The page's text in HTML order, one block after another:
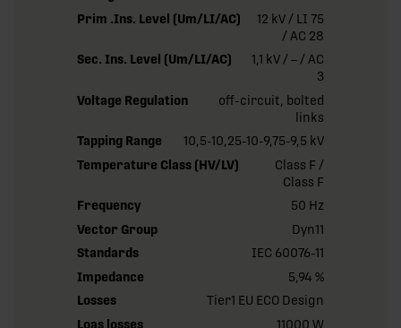
Prim .Ins. Level (Um/LI/AC)
12 kV / LI 75
/ AC 28
Sec. Ins. Level (Um/LI/AC)
1,1 kV / – / AC
3
Voltage Regulation
off-circuit, bolted
links
Tapping Range
10,5-10,25-10-9,75-9,5 kV
Temperature Class (HV/LV)
Class F /
Class F
Frequency
50 Hz
Vector Group
Dyn11
Standards
IEC 60076-11
Impedance
5,94 %
Losses
Tier1 EU ECO Design
Loas losses
11000 W